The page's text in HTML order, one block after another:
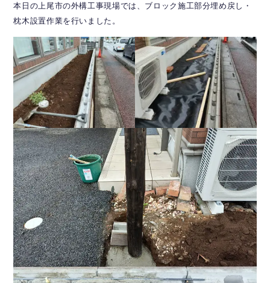
本日の上尾市の外構工事現場では、ブロック施工部分埋め戻し・
枕木設置作業を行いました。